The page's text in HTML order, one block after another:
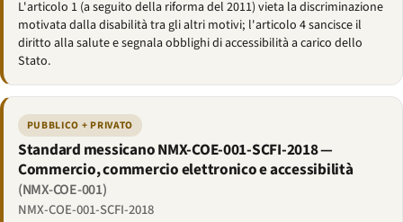
L'articolo 1 (a seguito della riforma del 2011) vieta la discriminazione
motivata dalla disabilità tra gli altri motivi; l'articolo 4 sancisce il
diritto alla salute e segnala obblighi di accessibilità a carico dello
Stato.
PUBBLICO + PRIVATO
Standard messicano NMX-COE-001-SCFI-2018 —
Commercio, commercio elettronico e accessibilità
(NMX-COE-001)
NMX-COE-001-SCFI-2018